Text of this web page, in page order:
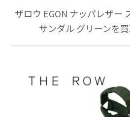
ザロウ EGON ナッパレザー
サンダル グリーンを